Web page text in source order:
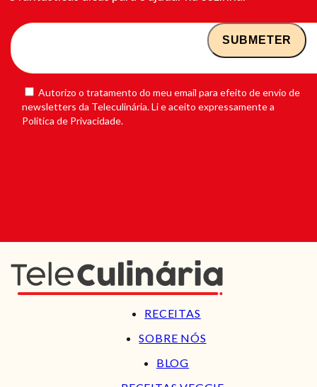
Autorizo o tratamento do meu email para efeito de envio de
newsletters da Teleculinária. Li e aceito expressamente a
Política de Privacidade.
RECEITAS
SOBRE NÓS
BLOG